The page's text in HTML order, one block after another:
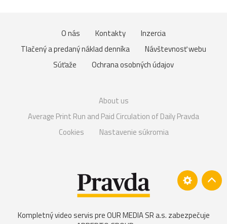
O nás Kontakty
Inzercia
Tlačený a predaný náklad denníka
Návštevnosť webu
Súťaže
Ochrana osobných údajov
About us
Average Print Run and Paid Circulation of Daily Pravda
Cookies
Nastavenie súkromia
Kompletný video servis pre OUR MEDIA SR a.s. zabezpečuje